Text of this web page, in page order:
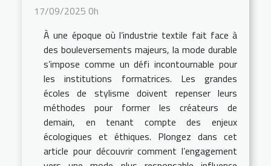
17/09/2025 0h
À une époque où l’industrie textile fait face à
des bouleversements majeurs, la mode durable
s’impose comme un défi incontournable pour
les institutions formatrices. Les grandes
écoles de stylisme doivent repenser leurs
méthodes pour former les créateurs de
demain, en tenant compte des enjeux
écologiques et éthiques. Plongez dans cet
article pour découvrir comment l’engagement